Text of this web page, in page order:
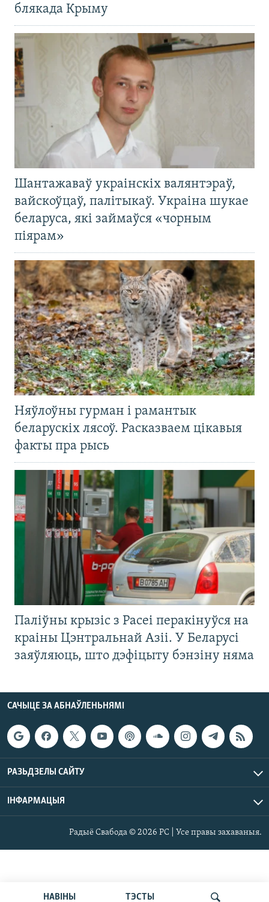
НАВІНЫ ТЭСТЫ
блякада Крыму
Шантажаваў украінскіх валянтэраў,
вайскоўцаў, палітыкаў. Украіна шукае
беларуса, які займаўся «чорным
піярам»
Няўлоўны гурман і рамантык
беларускіх лясоў. Расказваем цікавыя
факты пра рысь
Паліўны крызіс з Расеі перакінуўся на
краіны Цэнтральнай Азіі. У Беларусі
заяўляюць, што дэфіцыту бэнзіну няма
САЧЫЦЕ ЗА АБНАЎЛЕНЬНЯМІ
РАЗЬДЗЕЛЫ САЙТУ
ІНФАРМАЦЫЯ
Радыё Свабода © 2026 РС | Усе правы захаваныя.